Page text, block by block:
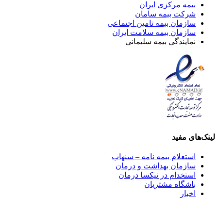
بیمه مرکزی ایران
شرکت بیمه سامان
سازمان بیمه تامین اجتماعی
سازمان بیمه سلامت ایران
نمایندگی بیمه سلیمانی
لینک‌های مفید
استعلام بیمه نامه – سنهاب
سازمان بهداشت و درمان
استخدام در نیکسا درمان
باشگاه مشتریان
اخبار